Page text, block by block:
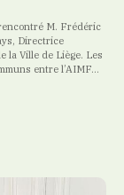
M. Frédéric
Directrice
la Ville de Liège. Les
entre l’AIMF...